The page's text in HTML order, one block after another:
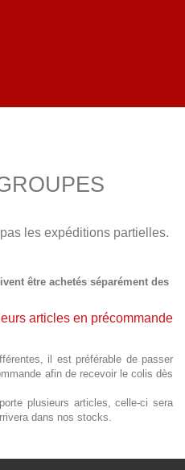
les expéditions partielles.
être achetés séparément des
articles en précommande
il est préférable de passer
afin de recevoir le colis dès
plusieurs articles, celle-ci sera
dans nos stocks.